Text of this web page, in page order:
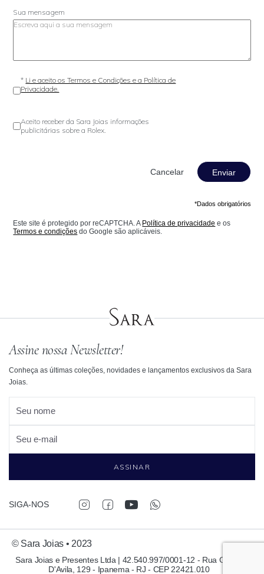
Sua mensagem
* Li e aceito os Termos e Condições e a Política de
Privacidade.
Aceito receber da Sara Joias informações
publicitárias sobre a Rolex.
Enviar
*Dados obrigatórios
Este site é protegido por reCAPTCHA. A Política de privacidade e os
Termos e condições do Google são aplicáveis.
Assine nossa Newsletter!
Conheça as últimas coleções, novidades e lançamentos exclusivos da Sara
Joias.
Seu nome
Seu e-mail
ASSINAR
SIGA-NOS
© Sara Joias • 2023
Sara Joias e Presentes Ltda | 42.540.997/0001-12 - Rua Garcia
D'Avila, 129 - Ipanema - RJ - CEP 22421.010